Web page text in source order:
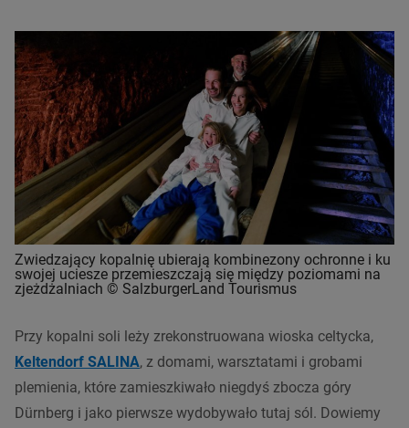
Zwiedzający kopalnię ubierają kombinezony ochronne i ku
swojej uciesze przemieszczają się między poziomami na
zjeżdżalniach © SalzburgerLand Tourismus
Przy kopalni soli leży zrekonstruowana wioska celtycka,
Keltendorf SALINA, z domami, warsztatami i grobami
plemienia, które zamieszkiwało niegdyś zbocza góry
Dürnberg i jako pierwsze wydobywało tutaj sól. Dowiemy